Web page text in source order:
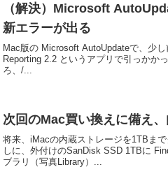
（解決）Microsoft
新エラーが出る
Mac版の Microsoft AutoUpdateで、少
Reporting 2.2 というアプリで引っかか
ろ、/...
次回のMac買い換えに備え
将来、iMacの内蔵ストレージを1TBま
しに、外付けのSanDisk SSD 1TBに
ブラリ（写真Library）...